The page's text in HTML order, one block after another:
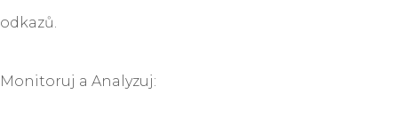
odkazů.
Monitoruj a Analyzuj: